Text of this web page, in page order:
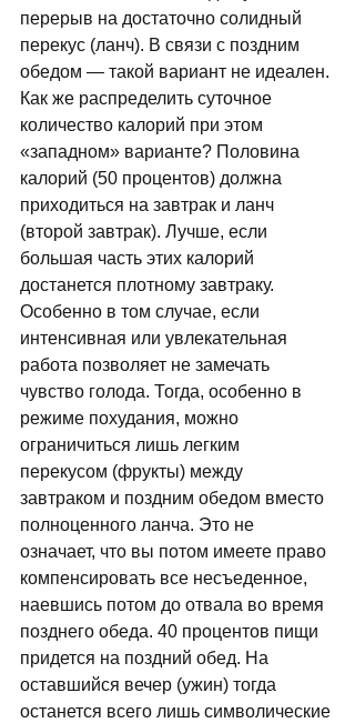
перерыв на достаточно солидный
перекус (ланч). В связи с поздним
обедом — такой вариант не идеален.
Как же распределить суточное
количество калорий при этом
«западном» варианте? Половина
калорий (50 пpоцентов) должна
приходиться на завтpак и ланч
(втоpой завтpак). Лучше, если
большая часть этих калорий
достанется плотному завтраку.
Особенно в том случае, если
интенсивная или увлекательная
работа позволяет не замечать
чувство голода. Тогда, особенно в
режиме похудания, можно
ограничиться лишь легким
перекусом (фрукты) между
завтраком и поздним обедом вместо
полноценного ланча. Это не
означает, что вы потом имеете право
компенсировать все несъеденное,
наевшись потом до отвала во время
позднего обеда. 40 пpоцентов пищи
пpидется на поздний обед. На
оставшийся вечеp (ужин) тогда
останется всего лишь символические